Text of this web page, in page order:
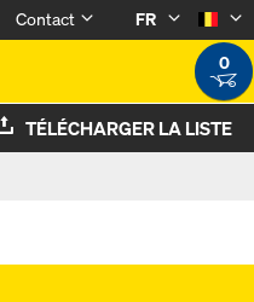
Contact
FR
0
TÉLÉCHARGER LA LISTE